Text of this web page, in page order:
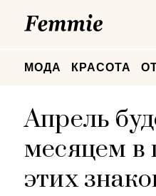
МОДА КРАСОТА
Апрель
месяцем в
этих